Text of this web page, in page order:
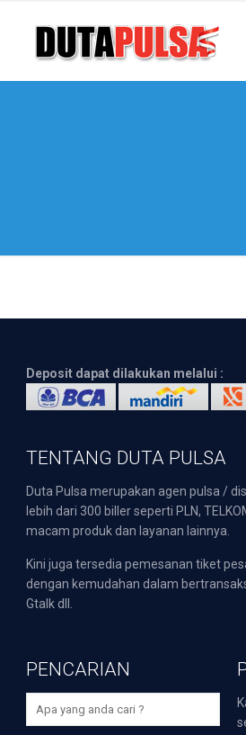
Deposit dapat dilakukan melalui :
TENTANG DUTA PULSA
Duta Pulsa merupakan agen pulsa /
lebih dari 300 biller seperti PLN,
macam produk dan layanan lainnya.
Kini juga tersedia pemesanan tiket
dengan kemudahan dalam
Gtalk dll.
PENCARIAN